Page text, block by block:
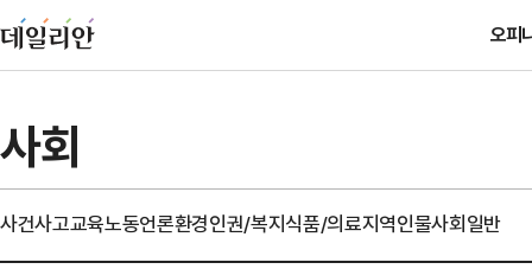
오피
사회
사건사고교육노동언론환경인권/복지식품/의료지역인물사회일반